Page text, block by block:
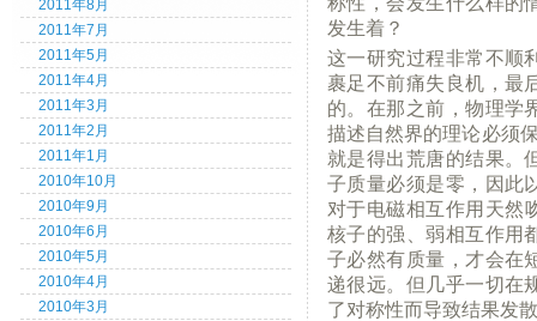
2011年8月
2011年7月
2011年5月
2011年4月
2011年3月
2011年2月
2011年1月
2010年10月
2010年9月
2010年6月
2010年5月
2010年4月
2010年3月
发生着？
这一研究过程非常不顺
裹足不前痛失良机，最
的。在那之前，物理学
描述自然界的理论必须
就是得出荒唐的结果。
子质量必须是零，因此
对于电磁相互作用天
核子的强、弱相互作用
子必然有质量，才会在
递很远。但几乎一切在
了对称性而导致结果发